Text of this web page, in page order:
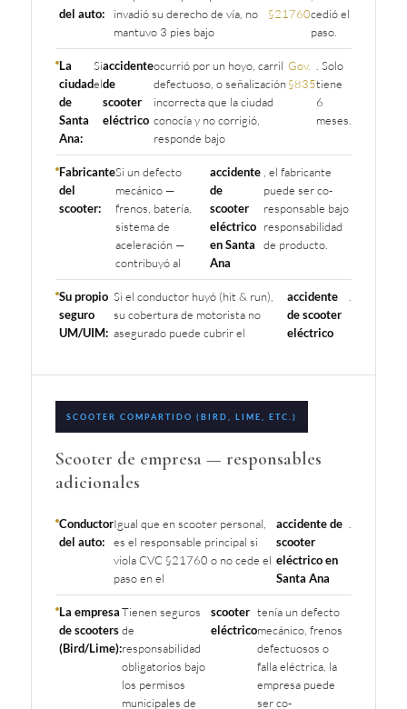
del auto:
invadió su derecho de vía, no
mantuvo 3 pies bajo
§21760cedió el
paso.
La
ciudad
de
Santa
Ana:
Si
el
accidente
de
scooter
eléctrico
ocurrió por un hoyo, carril
defectuoso, o señalización
incorrecta que la ciudad
conocía y no corrigió,
responde bajo
Gov.
§835
. Solo
tiene
6
meses.
Fabricante
del
scooter:
Si un defecto
mecánico —
frenos, batería,
sistema de
aceleración —
contribuyó al
accidente
de
scooter
eléctrico
en Santa
Ana
, el fabricante
puede ser co-
responsable bajo
responsabilidad
de producto.
Su propio
seguro
UM/UIM:
Si el conductor huyó (hit & run),
su cobertura de motorista no
asegurado puede cubrir el
accidente
de scooter
eléctrico
.
SCOOTER COMPARTIDO (BIRD, LIME, ETC.)
Scooter de empresa — responsables
adicionales
Conductor
del auto:
Igual que en scooter personal,
es el responsable principal si
viola CVC §21760 o no cede el
paso en el
accidente de
scooter
eléctrico en
Santa Ana
.
La empresa
de scooters
(Bird/Lime):
Tienen seguros
de
responsabilidad
obligatorios bajo
los permisos
municipales de
scooter
eléctrico
tenía un defecto
mecánico, frenos
defectuosos o
falla eléctrica, la
empresa puede
ser co-